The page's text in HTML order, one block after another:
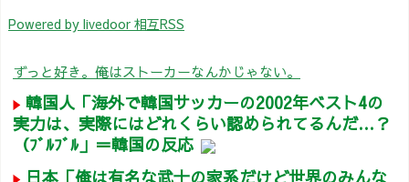
Powered by livedoor 相互RSS
ずっと好き。俺はストーカーなんかじゃない。
韓国人「海外で韓国サッカーの2002年ベスト4の
実力は、実際にはどれくらい認められてるんだ…？
（ﾌﾞﾙﾌﾞﾙ」＝韓国の反応
日本「俺は有名な武士の家系だけど世界のみんな